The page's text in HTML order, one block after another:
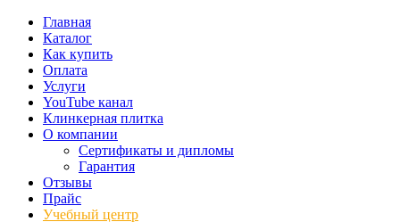
Главная
Каталог
Как купить
Оплата
Услуги
YouTube канал
Клинкерная плитка
О компании
Сертификаты и дипломы
Гарантия
Отзывы
Прайс
Учебный центр